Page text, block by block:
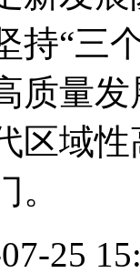
持“三
质量
区域
25